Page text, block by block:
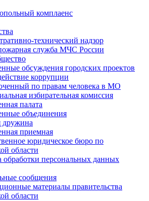
комплаенс
технический надзор
служба МЧС России
обсуждения городских проектов
коррупции
по правам человека в МО
избирательная комиссия
палата
объединения
дружина
приемная
юридическое бюро по
области
обработки персональных данных
сообщения
материалы правительства
области